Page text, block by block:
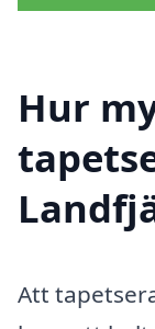
Hur
Att